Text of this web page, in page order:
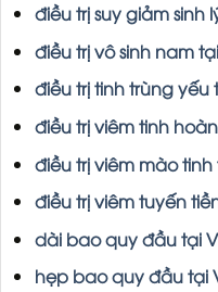
điều trị suy giảm sinh
điều trị vô sinh nam
điều trị tinh trùng yếu
điều trị viêm tinh
điều trị viêm mào tinh
điều trị viêm tuyến
dài bao quy đầu tại
hẹp bao quy đầu tại